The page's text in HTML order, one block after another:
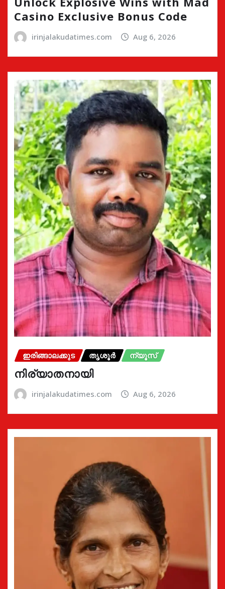
Casino Exclusive Bonus Code
irinjalakudatimes.com Aug 6, 2026
ഇരിങ്ങാലക്കുട തൃശൂർ ന്യൂസ്
നിര്യാതനായി
irinjalakudatimes.com Aug 6, 2026